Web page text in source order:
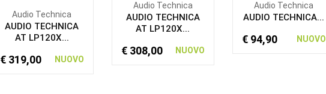
Audio Technica
AUDIO TECHNICA
AT LP120X...
€ 319,00 NUOVO
Audio Technica
AUDIO TECHNICA
AT LP120X...
€ 308,00 NUOVO
Audio Technica
AUDIO TECHNICA...
€ 94,90 NUOVO